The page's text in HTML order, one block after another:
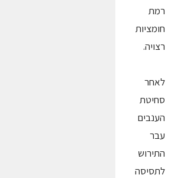
רמת
חומציות
רצויה.
לאחר
סחיטת
הענבים
עבר
התירוש
לתסיסה